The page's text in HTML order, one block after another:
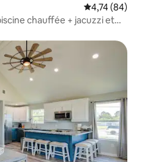
Évaluation
4,74 (84)
chauffée + jacuzzi et